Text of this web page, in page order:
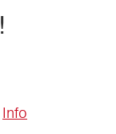
Info